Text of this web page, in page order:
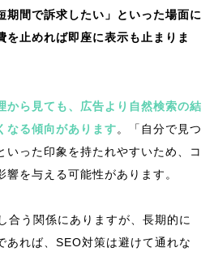
期間で訴求したい」といった場面に
を止めれば即座に表示も止まりま
から見ても、広告より自然検索の結
なる傾向があります。「自分で見つ
いった印象を持たれやすいため、コ
を与える可能性があります。
合う関係にありますが、長期的に
あれば、SEO対策は避けて通れな